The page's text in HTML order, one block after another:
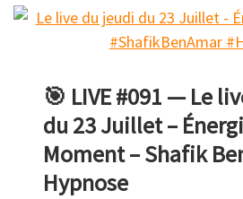
🎯 LIVE #091 — Le
du 23 Juillet –
Moment – Shafik
Hypnose